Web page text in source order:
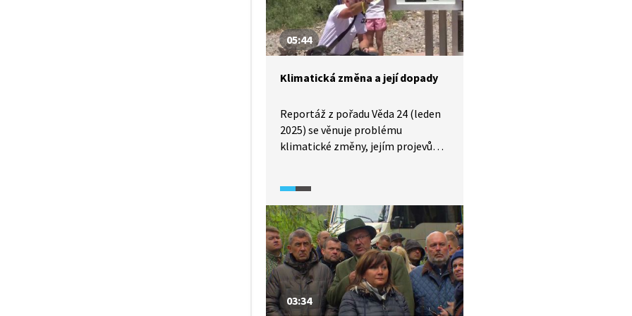
05:44
Klimatická změna a její dopady
Reportáž z pořadu Věda 24 (leden
2025) se věnuje problému
klimatické změny, jejím projevům
přináší. Část reportáže se
zaměřuje i na dopady oteplování
v Česku. Dozvíte se mimo jiné i to,
proč se rok 2024 zapíše do historie
klimatologie.
03:34